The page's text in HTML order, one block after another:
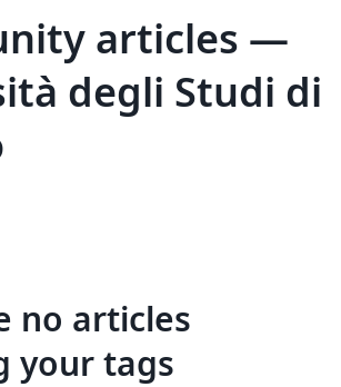
articles —
degli Studi di
no articles
your tags